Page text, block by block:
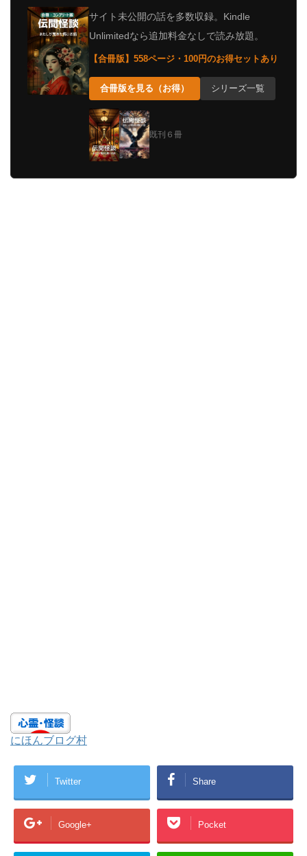
サイト未公開の話を多数収録。Kindle
Unlimitedなら追加料金なしで読み放題。
【合冊版】558ページ・100円のお得セットあり
合冊版を見る（お得） シリーズ一覧
既刊６冊
にほんブログ村
Twitter Share
Google+ Pocket